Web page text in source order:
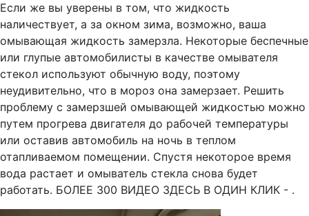
Если же вы уверены в том, что жидкость
наличествует, а за окном зима, возможно, ваша
омывающая жидкость замерзла. Некоторые беспечные
или глупые автомобилисты в качестве омывателя
стекол используют обычную воду, поэтому
неудивительно, что в мороз она замерзает. Решить
проблему с замерзшей омывающей жидкостью можно
путем прогрева двигателя до рабочей температуры
или оставив автомобиль на ночь в теплом
отапливаемом помещении. Спустя некоторое время
вода растает и омыватель стекла снова будет
работать. БОЛЕЕ 300 ВИДЕО ЗДЕСЬ В ОДИН КЛИК - .